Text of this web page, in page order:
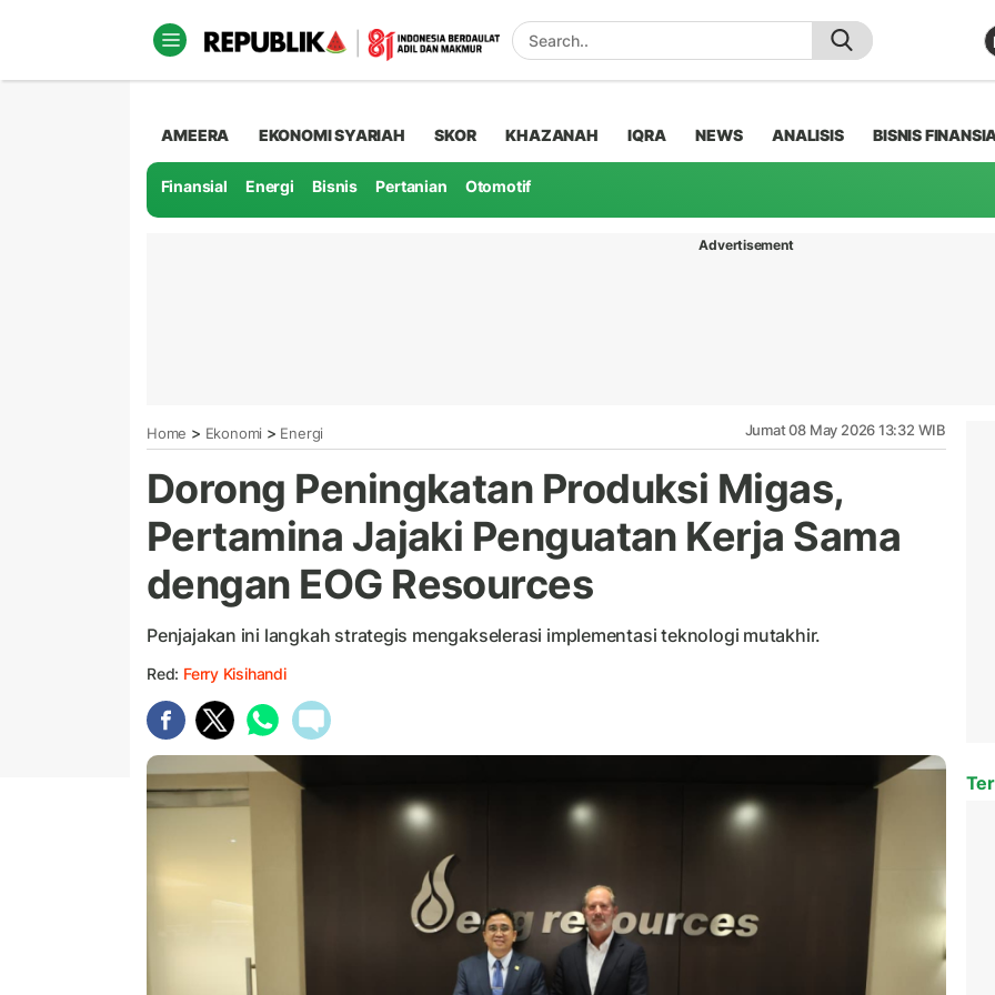
AMEERA EKONOMI SYARIAH SKOR KHAZANAH IQRA NEWS ANALISIS BISNIS
Finansial Energi Bisnis Pertanian Otomotif
Advertisement
Home > Ekonomi > Energi Jumat 08 May 2026 13:32 WIB
Dorong Peningkatan Produksi Migas,
Pertamina Jajaki Penguatan Kerja Sama
dengan EOG Resources
Penjajakan ini langkah strategis mengakselerasi implementasi teknologi mutakhir.
Red: Ferry Kisihandi